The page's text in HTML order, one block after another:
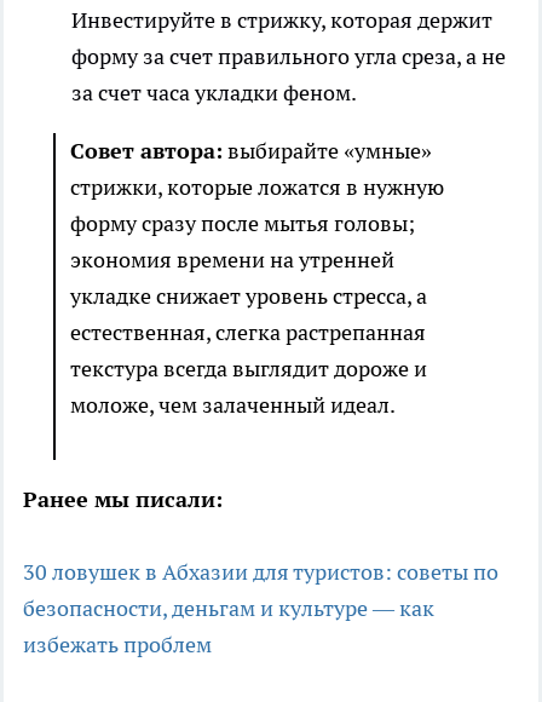
Инвестируйте в стрижку, которая держит
форму за счет правильного угла среза, а не
за счет часа укладки феном.
Совет автора: выбирайте «умные»
стрижки, которые ложатся в нужную
форму сразу после мытья головы;
экономия времени на утренней
укладке снижает уровень стресса, а
естественная, слегка растрепанная
текстура всегда выглядит дороже и
моложе, чем залаченный идеал.
Ранее мы писали:
30 ловушек в Абхазии для туристов: советы по
безопасности, деньгам и культуре — как
избежать проблем